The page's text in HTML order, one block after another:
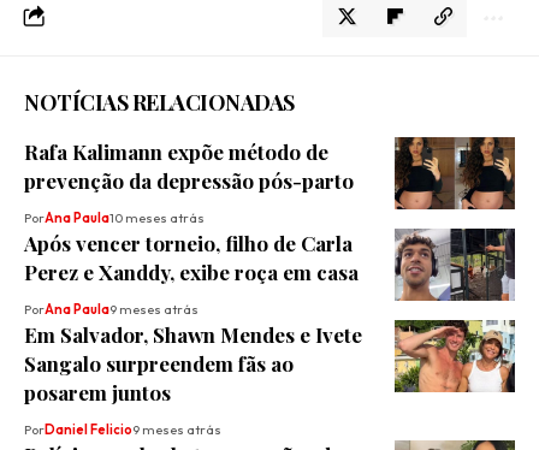
NOTÍCIAS RELACIONADAS
Rafa Kalimann expõe método de
prevenção da depressão pós-parto
PorAna Paula10 meses atrás
Após vencer torneio, filho de Carla
Perez e Xanddy, exibe roça em casa
PorAna Paula9 meses atrás
Em Salvador, Shawn Mendes e Ivete
Sangalo surpreendem fãs ao
posarem juntos
PorDaniel Felicio9 meses atrás